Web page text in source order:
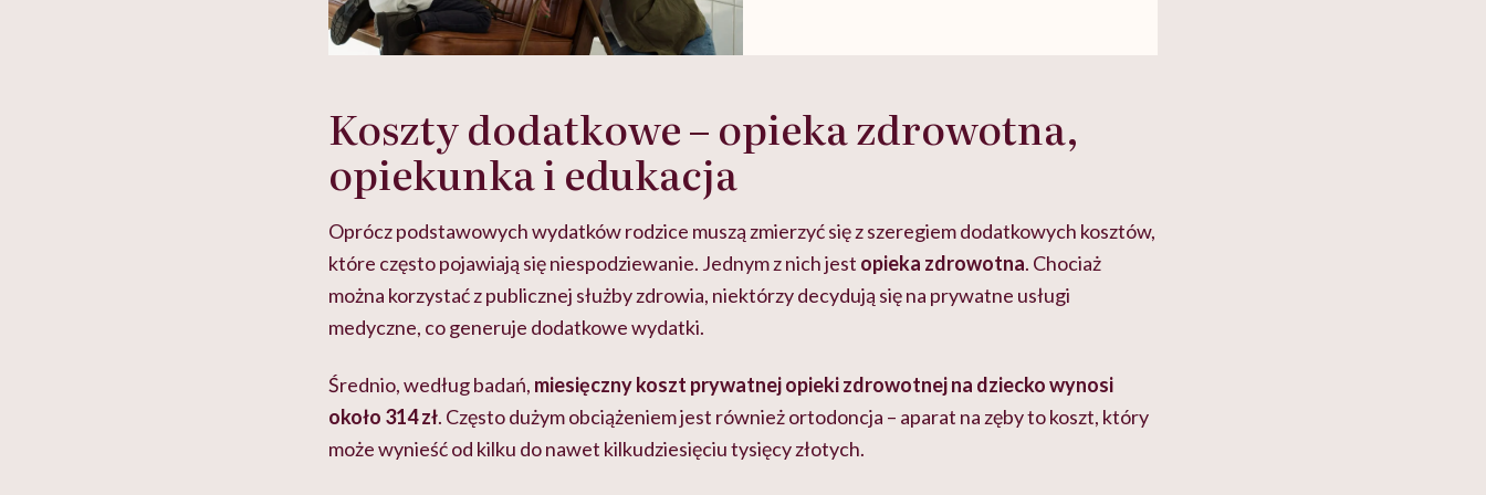
Koszty dodatkowe – opieka zdrowotna,
opiekunka i edukacja
Oprócz podstawowych wydatków rodzice muszą zmierzyć się z szeregiem dodatkowych kosztów,
które często pojawiają się niespodziewanie. Jednym z nich jest opieka zdrowotna. Chociaż
można korzystać z publicznej służby zdrowia, niektórzy decydują się na prywatne usługi
medyczne, co generuje dodatkowe wydatki.
Średnio, według badań, miesięczny koszt prywatnej opieki zdrowotnej na dziecko wynosi
około 314 zł. Często dużym obciążeniem jest również ortodoncja – aparat na zęby to koszt, który
może wynieść od kilku do nawet kilkudziesięciu tysięcy złotych.